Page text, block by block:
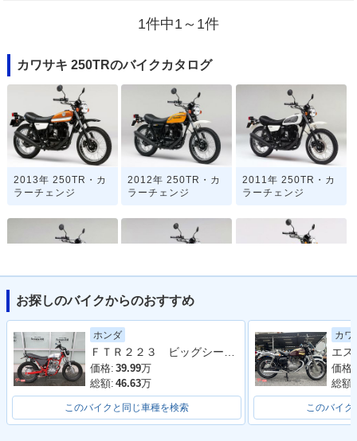
1件中1～1件
カワサキ 250TRのバイクカタログ
2013年 250TR・カ
ラーチェンジ
2012年 250TR・カ
ラーチェンジ
2011年 250TR・カ
ラーチェンジ
お探しのバイクからのおすすめ
ホンダ
価格: 39.99万
総額: 46.63万
このバイクと同じ車種を検索
カワ
価格:
総額:
このバイ